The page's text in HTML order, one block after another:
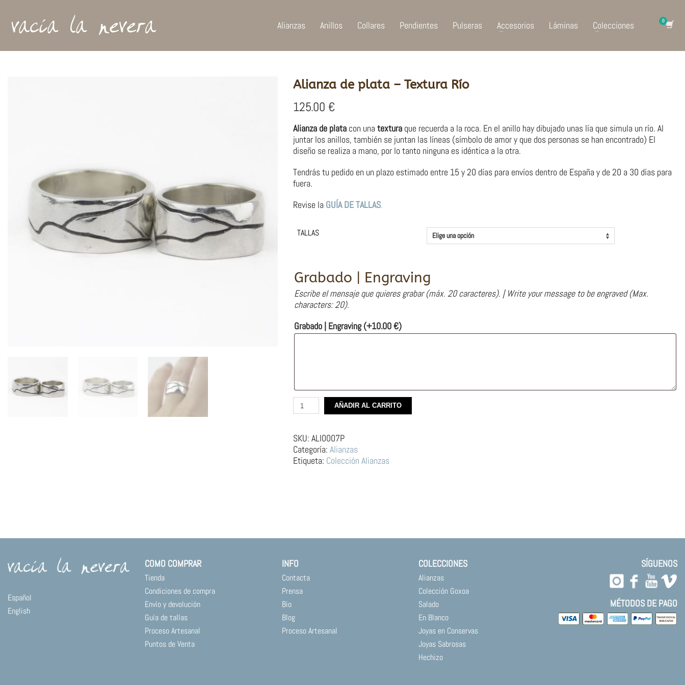
Alianzas Anillos Collares Pendientes Pulseras Accesorios Láminas Colecciones
Alianza de plata – Textura Río
125.00 €
Alianza de plata con una textura que recuerda a la roca. En el anillo hay dibujado unas lía que simula un río. Al
juntar los anillos, también se juntan las líneas (símbolo de amor y que dos personas se han encontrado) El
diseño se realiza a mano, por lo tanto ninguna es idéntica a la otra.
Tendrás tu pedido en un plazo estimado entre 15 y 20 días para envíos dentro de España y de 20 a 30 días para
fuera.
Revise la GUÍA DE TALLAS.
TALLAS
Grabado | Engraving
Escribe el mensaje que quieres grabar (máx. 20 caracteres). | Write your message to be engraved (Max.
characters: 20).
Grabado | Engraving (+10.00€)
Alianza
de
–
Textura
Río
cantidad
AÑADIR AL CARRITO
SKU: ALI0007P
Categoría: Alianzas
Etiqueta: Colección Alianzas
Español
English
COMO COMPRAR
Tienda
Condiciones de compra
Envío y devolución
Guía de tallas
Proceso Artesanal
Puntos de Venta
INFO
Contacta
Prensa
Bio
Blog
Proceso Artesanal
COLECCIONES
Alianzas
Colección Goxoa
Salado
En Blanco
Joyas en Conservas
Joyas Sabrosas
Hechizo
SÍGUENOS
MÉTODOS DE PAGO